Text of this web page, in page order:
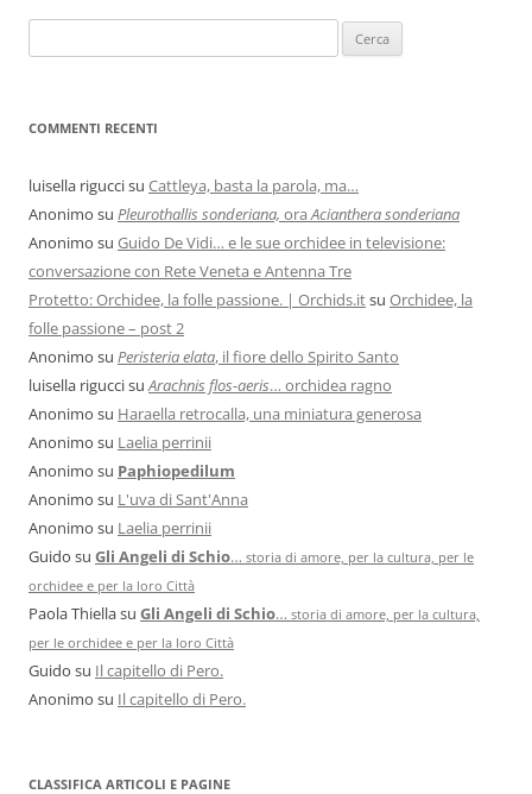
COMMENTI RECENTI
luisella riguccisu Cattleya, basta la parola, ma…
Anonimo su Pleurothallis sonderiana, ora Acianthera sonderiana
Anonimo su Guido De Vidi… e le sue orchidee in televisione:
conversazione con Rete Veneta e Antenna Tre
Protetto: Orchidee, la folle passione. | Orchids.itsu Orchidee, la
folle passione – post 2
Anonimo su Peristeria elata, il fiore dello Spirito Santo
luisella riguccisu Arachnis flos-aeris… orchidea ragno
Anonimo su Haraella retrocalla, una miniatura generosa
Anonimo su Laelia perrinii
Anonimo su Paphiopedilum
Anonimo su L'uva di Sant'Anna
Anonimo su Laelia perrinii
Guido su Gli Angeli di Schio… storia di amore, per la cultura, per le
orchidee e per la loro Città
Paola Thiellasu Gli Angeli di Schio… storia di amore, per la cultura,
per le orchidee e per la loro Città
Guido su Il capitello di Pero.
Anonimo su Il capitello di Pero.
CLASSIFICA ARTICOLI E PAGINE